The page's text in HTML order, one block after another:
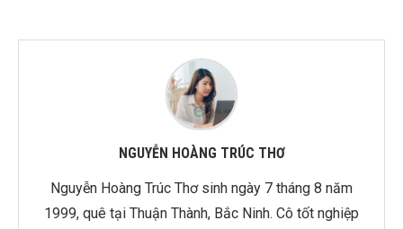
NGUYỄN HOÀNG TRÚC THƠ
Nguyễn Hoàng Trúc Thơ sinh ngày 7 tháng 8 năm
1999, quê tại Thuận Thành, Bắc Ninh. Cô tốt nghiệp